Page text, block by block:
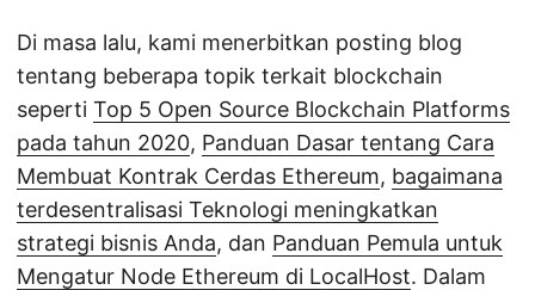
Di masa lalu, kami menerbitkan posting blog
tentang beberapa topik terkait blockchain
seperti Top 5 Open Source Blockchain Platforms
pada tahun 2020, Panduan Dasar tentang Cara
Membuat Kontrak Cerdas Ethereum, bagaimana
terdesentralisasi Teknologi meningkatkan
strategi bisnis Anda, dan Panduan Pemula untuk
Mengatur Node Ethereum di LocalHost. Dalam